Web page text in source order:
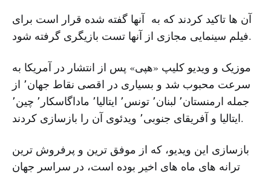
آن ها تاکید کردند که به آنها گفته شده قرار است برای
فیلم سینمایی مجازی از آنها تست بازیگری گرفته شود.
موزیک و ویدیو کلیپ «هپی» پس از انتشار در آمریکا به
سرعت محبوب شد و بسیاری در اقصی نقاط جهان٬ از
جمله ارمنستان٬ لبنان٬ تونس٬ ایتالیا٬ ماداگاسکار٬ چین٬
ایتالیا و آفریقای جنوبی٬ ویدئوی آن را بازسازی کردند.
بازسازی این ویدیو، که از موفق ترین و پرفروش ترین
ترانه های ماه های اخیر بوده است، در سراسر جهان